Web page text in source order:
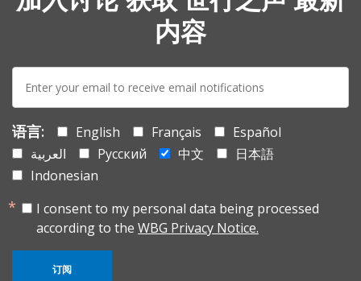
内容
mail:
语言: English Français
Español
العربية
Русский 中文
日本語
Indonesian
I consent to my personal data being processed
according to the WBG Privacy Notice.
订阅